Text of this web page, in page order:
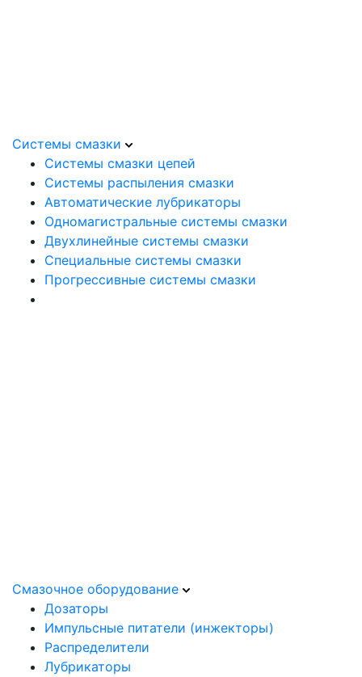
Системы смазки
Системы смазки цепей
Системы распыления смазки
Автоматические лубрикаторы
Одномагистральные системы смазки
Двухлинейные системы смазки
Специальные системы смазки
Прогрессивные системы смазки
Смазочное оборудование
Дозаторы
Импульсные питатели (инжекторы)
Распределители
Лубрикаторы